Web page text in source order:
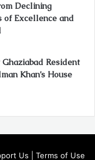
Declining
of Excellence and
Resident
Khan’s House
Us
Terms of Use